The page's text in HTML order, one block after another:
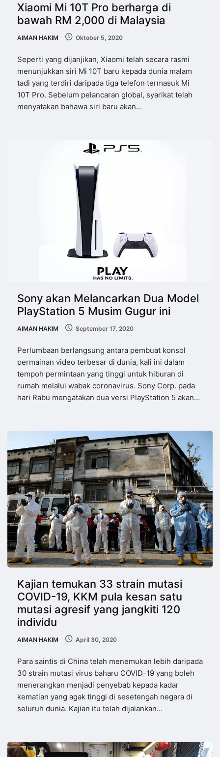
Xiaomi Mi 10T Pro berharga di
bawah RM 2,000 di Malaysia
AIMAN HAKIM Oktober 5, 2020
Seperti yang dijanjikan, Xiaomi telah secara rasmi
menunjukkan siri Mi 10T baru kepada dunia malam
tadi yang terdiri daripada tiga telefon termasuk Mi
10T Pro. Sebelum pelancaran global, syarikat telah
menyatakan bahawa siri baru akan…
Sony akan Melancarkan Dua Model
PlayStation 5 Musim Gugur ini
AIMAN HAKIM September 17, 2020
Perlumbaan berlangsung antara pembuat konsol
permainan video terbesar di dunia, kali ini dalam
tempoh permintaan yang tinggi untuk hiburan di
rumah melalui wabak coronavirus. Sony Corp. pada
hari Rabu mengatakan dua versi PlayStation 5 akan…
Kajian temukan 33 strain mutasi
COVID-19, KKM pula kesan satu
mutasi agresif yang jangkiti 120
individu
AIMAN HAKIM April 30, 2020
Para saintis di China telah menemukan lebih daripada
30 strain mutasi virus baharu COVID-19 yang boleh
menerangkan menjadi penyebab kepada kadar
kematian yang agak tinggi di sesetengah negara di
seluruh dunia. Kajian itu telah dijalankan…